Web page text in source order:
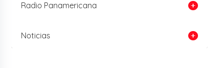
Radio Panamericana
Noticias